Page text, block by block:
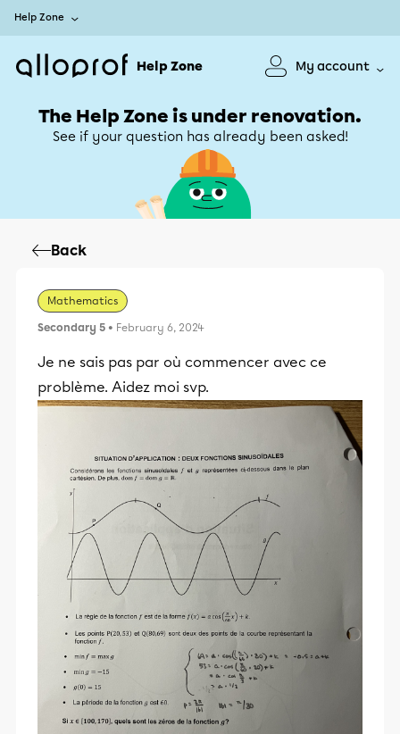
Help Zone
Help Zone My account
The Help Zone is under renovation.
See if your question has already been asked!
Back
Mathematics
Secondary 5 • February 6, 2024
Je ne sais pas par où commencer avec ce
problème. Aidez moi svp.